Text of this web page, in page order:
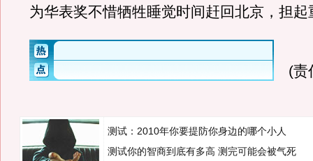
为华表奖不惜牺牲睡觉时间赶回北京，担起
(责
测试：2010年你要提防你身边的哪个小人
测试你的智商到底有多高 测完可能会被气死